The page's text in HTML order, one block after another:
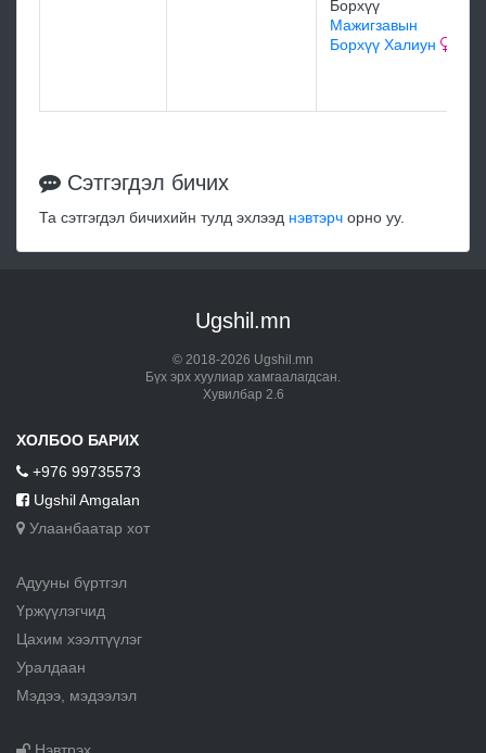
Борхүү
Мажигзавын
Борхүү Халиун
Сэтгэгдэл бичих
Та сэтгэгдэл бичихийн тулд эхлээд нэвтэрч орно уу.
Ugshil.mn
© 2018-2026 Ugshil.mn
Бүх эрх хуулиар хамгаалагдсан.
Хувилбар 2.6
ХОЛБОО БАРИХ
+976 99735573
Ugshil Amgalan
Улаанбаатар хот
Адууны бүртгэл
Үржүүлэгчид
Цахим хээлтүүлэг
Уралдаан
Мэдээ, мэдээлэл
Нэвтрэх